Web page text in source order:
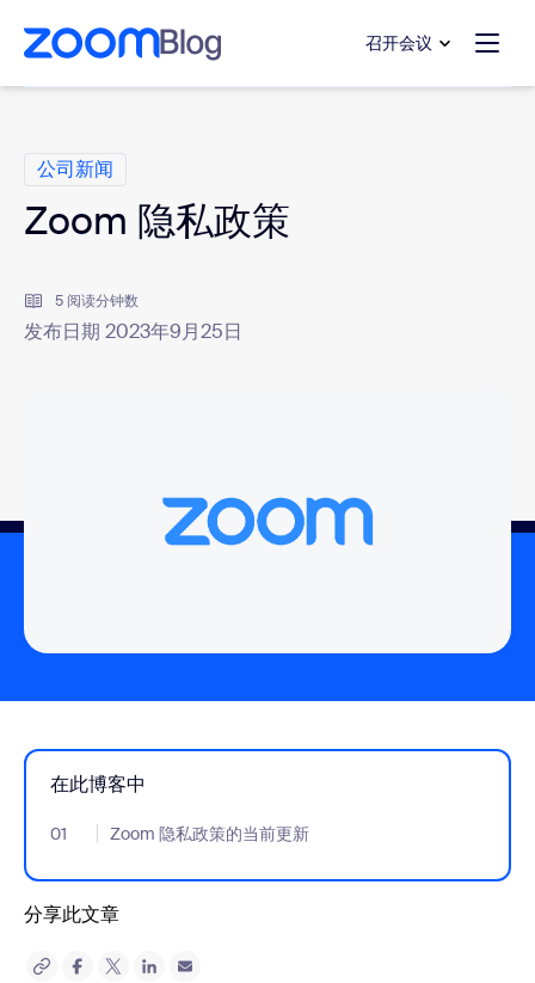
至主要内容
至帮助聊天
召开会议
公司新闻
Zoom 隐私政策
5 阅读分钟数
发布日期 2023年9月25日
在此博客中
01 Zoom 隐私政策的当前更新
- Jumplink to Zoom 隐私政策的当前更新
分享此文章